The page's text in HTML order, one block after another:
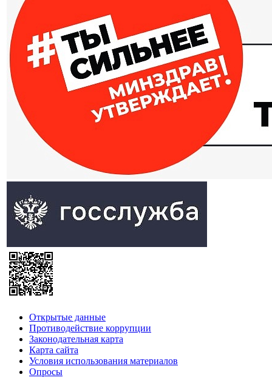
Открытые данные
Противодействие коррупции
Законодательная карта
Карта сайта
Условия использования материалов
Опросы